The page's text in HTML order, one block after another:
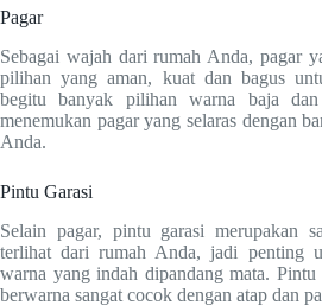
Pagar
Sebagai wajah dari rumah Anda, pagar
pilihan yang aman, kuat dan bagus
begitu banyak pilihan warna baja
menemukan pagar yang selaras dengan
Anda.
Pintu Garasi
Selain pagar, pintu garasi merupakan
terlihat dari rumah Anda, jadi penting
warna yang indah dipandang mata.
berwarna sangat cocok dengan atap dan